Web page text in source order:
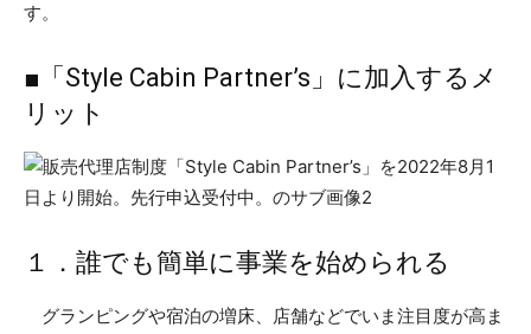
す。
■「Style Cabin Partner’s」に加入するメ
リット
１．誰でも簡単に事業を始められる
グランピングや宿泊の増床、店舗などでいま注目度が高ま